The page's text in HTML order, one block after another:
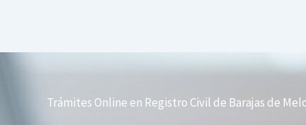
Trámites Online en Registro Civil de Barajas de